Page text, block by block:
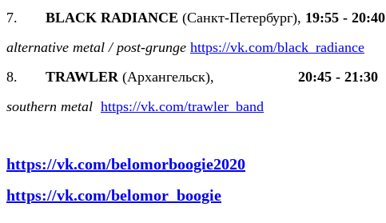
7. BLACK RADIANCE (Санкт-Петербург), 19:55 - 20:40
alternative metal / post-grunge https://vk.com/black_radiance
8. TRAWLER (Архангельск),
20:45 - 21:30
southern metal https://vk.com/trawler_band
https://vk.com/belomorboogie2020
https://vk.com/belomor_boogie